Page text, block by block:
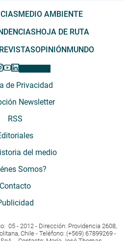
MEDIO AMBIENTE
HOJA DE RUTA
OPINIÓNMUNDO
de Privacidad
Newsletter
RSS
del medio
Somos?
Contacto
05 - 2012 - Dirección: Providencia 2608,
Chile - Teléfono: (+569) 67899269 -